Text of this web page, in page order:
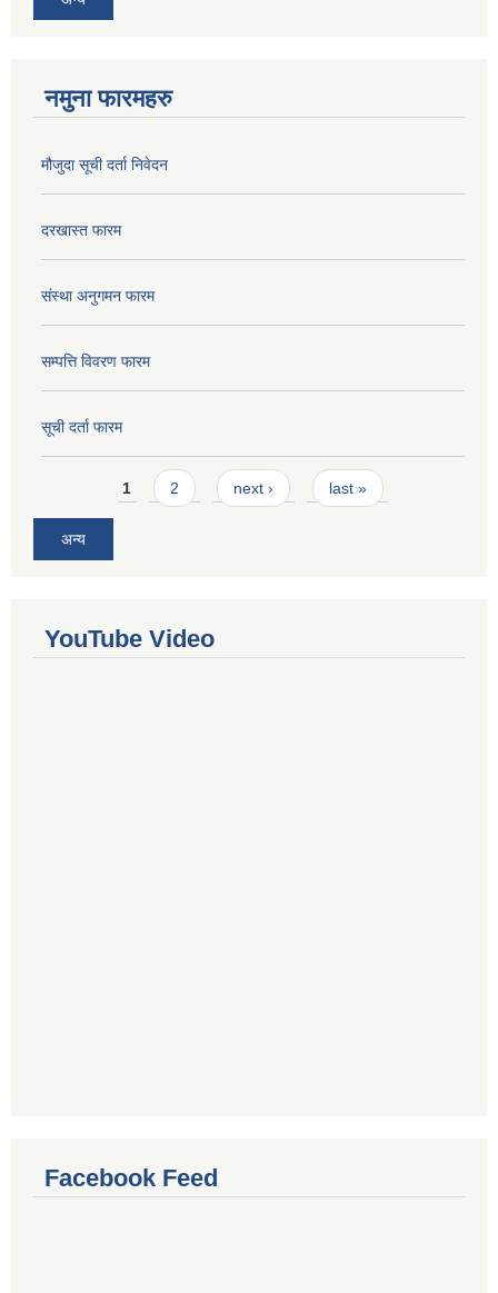
नमुना फारमहरु
मौजुदा सूची दर्ता निवेदन
दरखास्त फारम
संस्था अनुगमन फारम
सम्पत्ति विवरण फारम
सूची दर्ता फारम
Pages1 2 next › last »
अन्य
YouTube Video
Facebook Feed